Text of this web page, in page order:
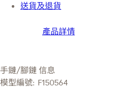
送貨及退貨
產品詳情
手鏈/腳鏈 信息
模型編號: F150564